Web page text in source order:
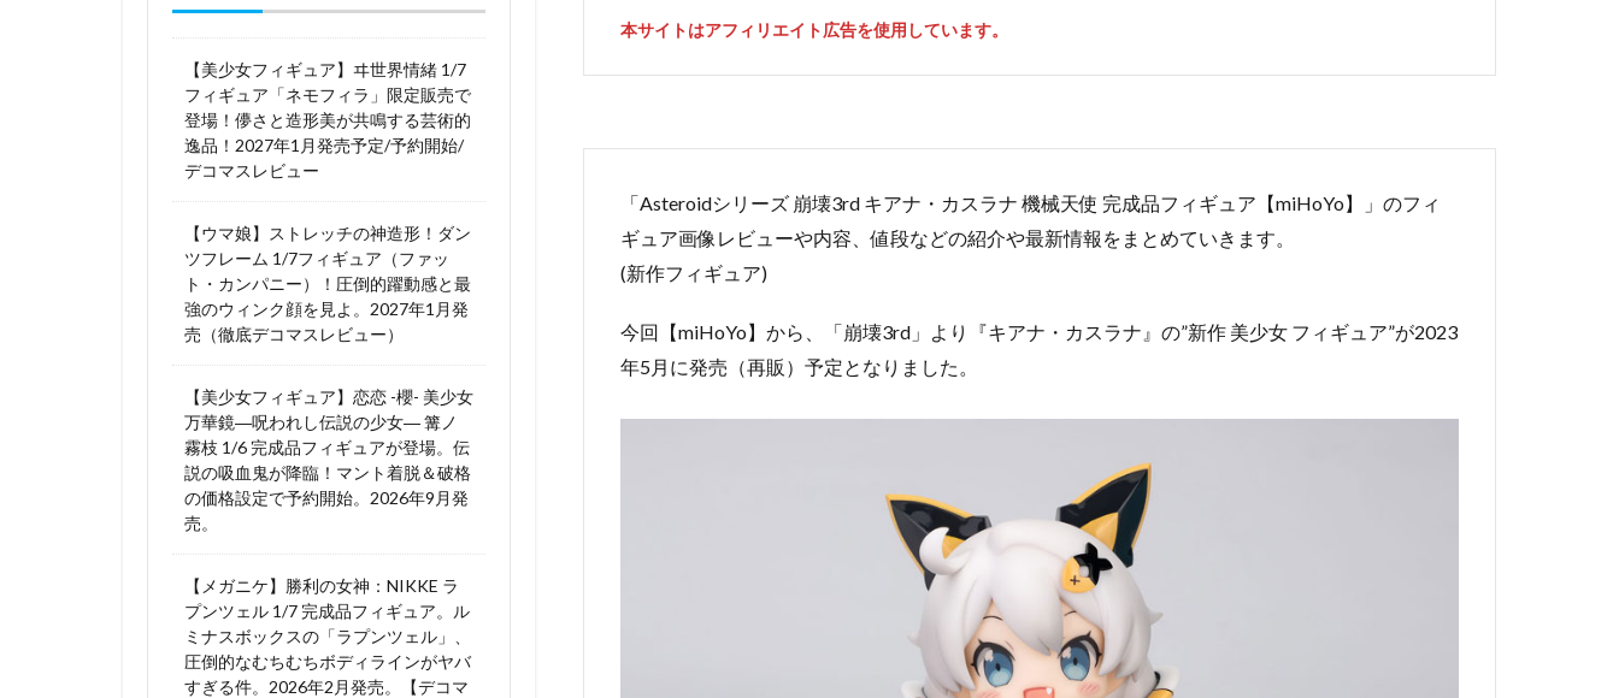
本サイトはアフィリエイト広告を使用しています。
「Asteroidシリーズ 崩壊3rd キアナ・カスラナ 機械天使 完成品フィギュア【miHoYo】」のフィ
ギュア画像レビューや内容、値段などの紹介や最新情報をまとめていきます。
(新作フィギュア)
今回【miHoYo】から、「崩壊3rd」より『キアナ・カスラナ』の”新作 美少女 フィギュア”が2023
年5月に発売（再販）予定となりました。
【美少女フィギュア】ヰ世界情緒 1/7
フィギュア「ネモフィラ」限定販売で
登場！儚さと造形美が共鳴する芸術的
逸品！2027年1月発売予定/予約開始/
デコマスレビュー
【ウマ娘】ストレッチの神造形！ダン
ツフレーム 1/7フィギュア（ファッ
ト・カンパニー）！圧倒的躍動感と最
強のウィンク顔を見よ。2027年1月発
売（徹底デコマスレビュー）
【美少女フィギュア】恋恋 -櫻- 美少女
万華鏡―呪われし伝説の少女― 篝ノ
霧枝 1/6 完成品フィギュアが登場。伝
説の吸血鬼が降臨！マント着脱＆破格
の価格設定で予約開始。2026年9月発
売。
【メガニケ】勝利の女神：NIKKE ラ
プンツェル 1/7 完成品フィギュア。ル
ミナスボックスの「ラプンツェル」、
圧倒的なむちむちボディラインがヤバ
すぎる件。2026年2月発売。【デコマ